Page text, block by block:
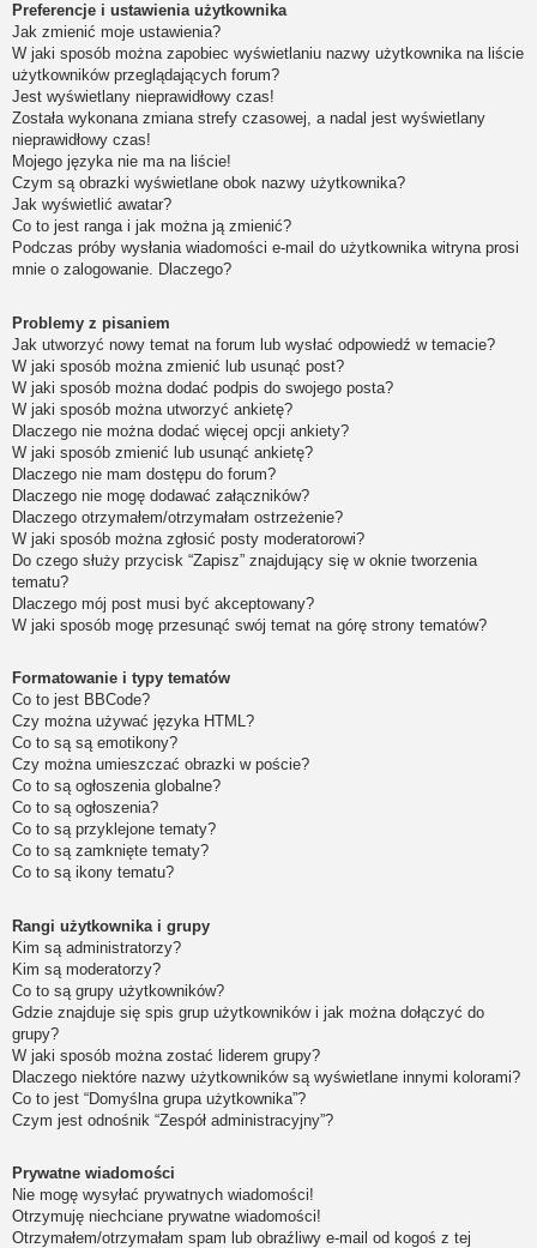
Preferencje i ustawienia użytkownika
Jak zmienić moje ustawienia?
W jaki sposób można zapobiec wyświetlaniu nazwy użytkownika na liście
użytkowników przeglądających forum?
Jest wyświetlany nieprawidłowy czas!
Została wykonana zmiana strefy czasowej, a nadal jest wyświetlany
nieprawidłowy czas!
Mojego języka nie ma na liście!
Czym są obrazki wyświetlane obok nazwy użytkownika?
Jak wyświetlić awatar?
Co to jest ranga i jak można ją zmienić?
Podczas próby wysłania wiadomości e-mail do użytkownika witryna prosi
mnie o zalogowanie. Dlaczego?
Problemy z pisaniem
Jak utworzyć nowy temat na forum lub wysłać odpowiedź w temacie?
W jaki sposób można zmienić lub usunąć post?
W jaki sposób można dodać podpis do swojego posta?
W jaki sposób można utworzyć ankietę?
Dlaczego nie można dodać więcej opcji ankiety?
W jaki sposób zmienić lub usunąć ankietę?
Dlaczego nie mam dostępu do forum?
Dlaczego nie mogę dodawać załączników?
Dlaczego otrzymałem/otrzymałam ostrzeżenie?
W jaki sposób można zgłosić posty moderatorowi?
Do czego służy przycisk “Zapisz” znajdujący się w oknie tworzenia
tematu?
Dlaczego mój post musi być akceptowany?
W jaki sposób mogę przesunąć swój temat na górę strony tematów?
Formatowanie i typy tematów
Co to jest BBCode?
Czy można używać języka HTML?
Co to są są emotikony?
Czy można umieszczać obrazki w poście?
Co to są ogłoszenia globalne?
Co to są ogłoszenia?
Co to są przyklejone tematy?
Co to są zamknięte tematy?
Co to są ikony tematu?
Rangi użytkownika i grupy
Kim są administratorzy?
Kim są moderatorzy?
Co to są grupy użytkowników?
Gdzie znajduje się spis grup użytkowników i jak można dołączyć do
grupy?
W jaki sposób można zostać liderem grupy?
Dlaczego niektóre nazwy użytkowników są wyświetlane innymi kolorami?
Co to jest “Domyślna grupa użytkownika”?
Czym jest odnośnik “Zespół administracyjny”?
Prywatne wiadomości
Nie mogę wysyłać prywatnych wiadomości!
Otrzymuję niechciane prywatne wiadomości!
Otrzymałem/otrzymałam spam lub obraźliwy e-mail od kogoś z tej